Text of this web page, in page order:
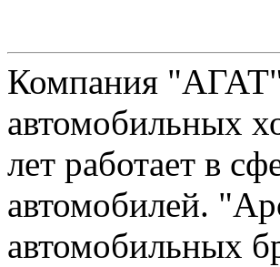
Компания
автомобильных
лет работает в
автомобилей.
автомобильных